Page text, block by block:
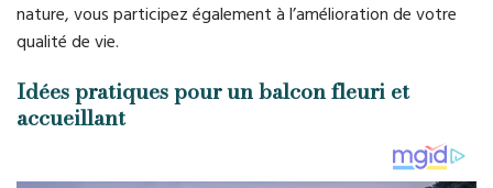
nature, vous participez également à l’amélioration de votre
qualité de vie.
Idées pratiques pour un balcon fleuri et
accueillant